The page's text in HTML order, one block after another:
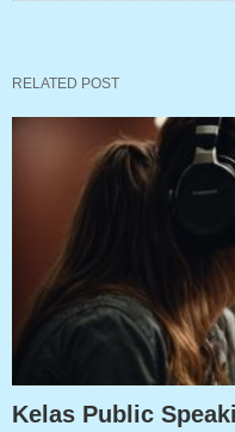
RELATED POST
Kelas Public